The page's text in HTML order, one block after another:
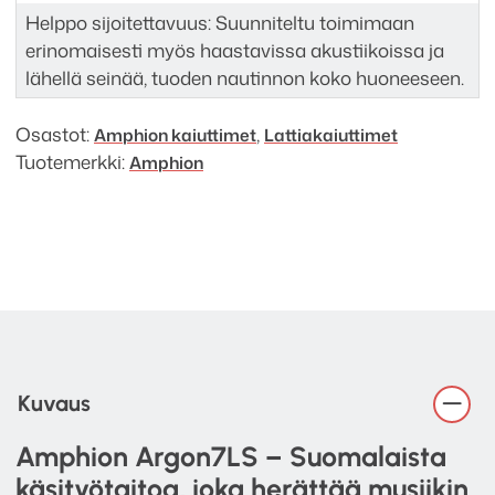
Helppo sijoitettavuus: Suunniteltu toimimaan
erinomaisesti myös haastavissa akustiikoissa ja
lähellä seinää, tuoden nautinnon koko huoneeseen.
Osastot:Amphion kaiuttimet, Lattia­kaiuttimet
Tuotemerkki:Amphion
Kuvaus
Amphion Argon7LS – Suomalaista
käsityötaitoa, joka herättää musiikin